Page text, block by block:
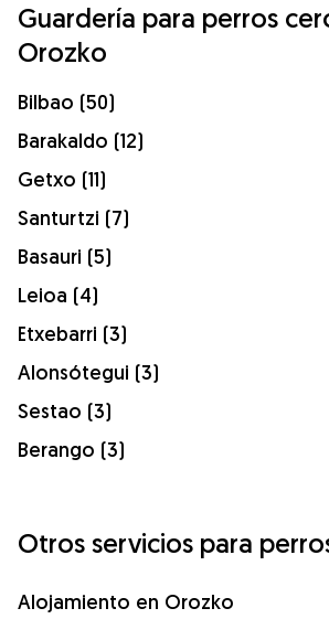
Guardería para perros
Orozko
Bilbao (50)
Barakaldo (12)
Getxo (11)
Santurtzi (7)
Basauri (5)
Leioa (4)
Etxebarri (3)
Alonsótegui (3)
Sestao (3)
Berango (3)
Otros servicios para
Alojamiento en Orozko